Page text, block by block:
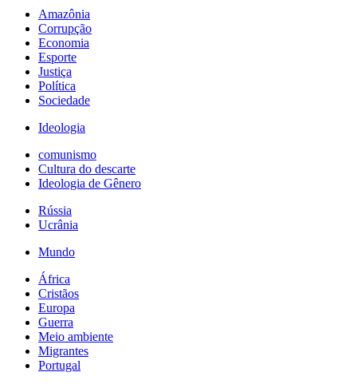
Amazônia
Corrupção
Economia
Esporte
Justiça
Política
Sociedade
Ideologia
comunismo
Cultura do descarte
Ideologia de Gênero
Rússia
Ucrânia
Mundo
África
Cristãos
Europa
Guerra
Meio ambiente
Migrantes
Portugal